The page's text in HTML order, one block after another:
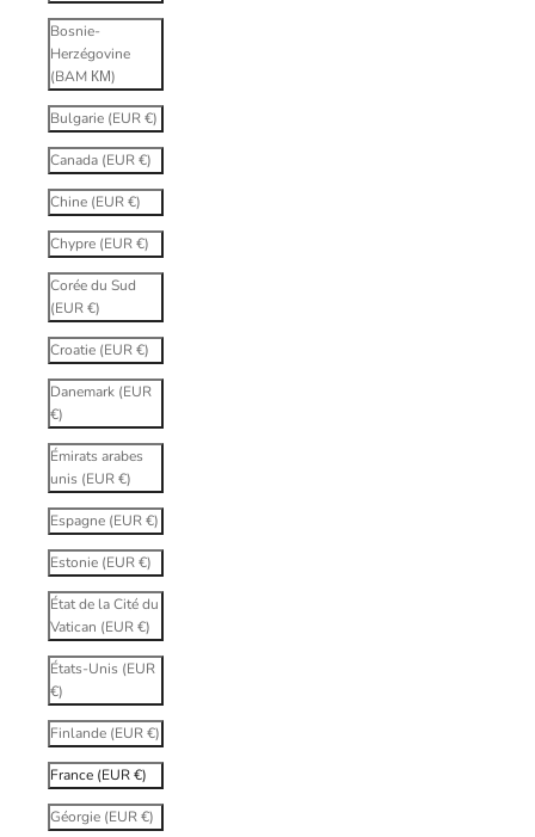
Bosnie-
Herzégovine
(BAM КМ)
Bulgarie (EUR €)
Canada (EUR €)
Chine (EUR €)
Chypre (EUR €)
Corée du Sud
(EUR €)
Croatie (EUR €)
Danemark (EUR
€)
Émirats arabes
unis (EUR €)
Espagne (EUR €)
Estonie (EUR €)
État de la Cité du
Vatican (EUR €)
États-Unis (EUR
€)
Finlande (EUR €)
France (EUR €)
Géorgie (EUR €)